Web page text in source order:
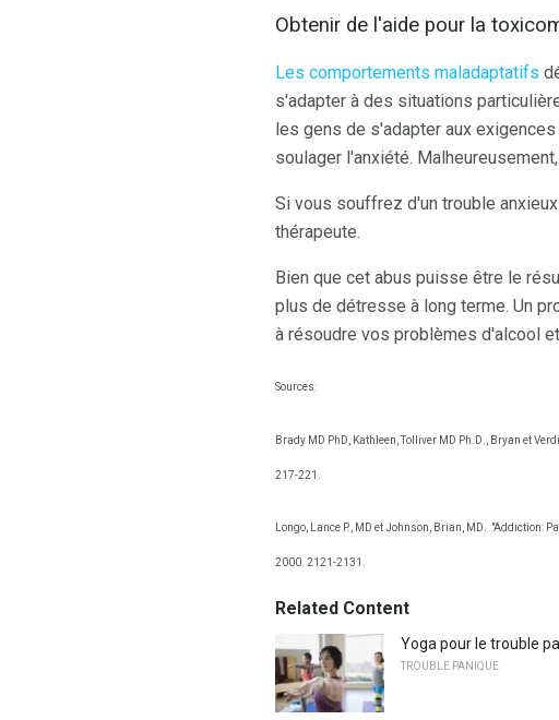
Obtenir de l'aide pour la
Les comportements maladaptatifs
s'adapter à des situations
les gens de s'adapter aux
soulager l'anxiété.
Si vous souffrez d'un trouble
thérapeute.
Bien que cet abus puisse être le
plus de détresse à long terme. Un
à résoudre vos problèmes d'alcool
Sources:
Brady MD PhD, Kathleen, Tolliver MD Ph.D., Bryan et
217-221.
Longo, Lance P., MD et Johnson, Brian, MD. "Addiction:
2000. 2121-2131.
Related Content
Yoga pour le trouble
TROUBLE PANIQUE